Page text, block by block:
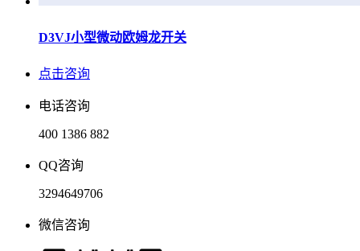
D3VJ小型微动欧姆龙开关
点击咨询
电话咨询
400 1386 882
QQ咨询
3294649706
微信咨询